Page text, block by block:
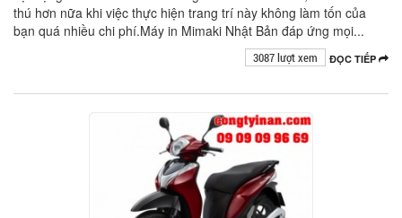
thú hơn nữa khi việc thực hiện trang trí này không làm tốn của
bạn quá nhiều chi phí.Máy in Mimaki Nhật Bản đáp ứng mọi...
ĐỌC TIẾP
3087 lượt xem